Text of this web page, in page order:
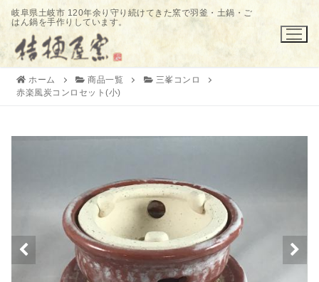
岐阜県土岐市 120年余り守り続けてきた窯で羽釜・土鍋・ご
はん鍋を手作りしています。
ホーム 商品一覧
三峯コンロ
赤楽風炭コンロセット(小)